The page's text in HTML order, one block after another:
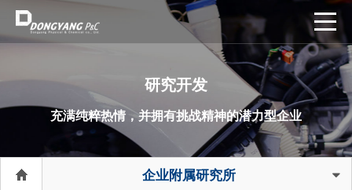
研究开发
充满纯粹热情，并拥有挑战精神的潜力型企业
企业附属研究所